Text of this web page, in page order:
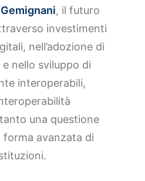
, il futuro
investimenti
nell’adozione di
nello sviluppo di
interoperabili,
una questione
avanzata di